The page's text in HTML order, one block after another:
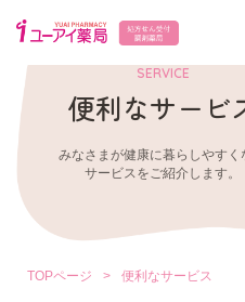
SERVICE
便利なサービ
みなさまが健康に暮らしやすく
サービスをご紹介します。
TOPページ > 便利なサービス